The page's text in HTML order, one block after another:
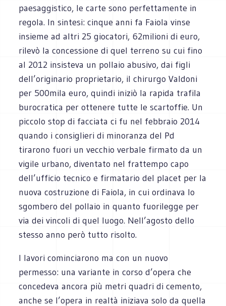
paesaggistico, le carte sono perfettamente in
regola. In sintesi: cinque anni fa Faiola vinse
insieme ad altri 25 giocatori, 62milioni di euro,
rilevò la concessione di quel terreno su cui fino
al 2012 insisteva un pollaio abusivo, dai figli
dell’originario proprietario, il chirurgo Valdoni
per 500mila euro, quindi iniziò la rapida trafila
burocratica per ottenere tutte le scartoffie. Un
piccolo stop di facciata ci fu nel febbraio 2014
quando i consiglieri di minoranza del Pd
tirarono fuori un vecchio verbale firmato da un
vigile urbano, diventato nel frattempo capo
dell’ufficio tecnico e firmatario del placet per la
nuova costruzione di Faiola, in cui ordinava lo
sgombero del pollaio in quanto fuorilegge per
via dei vincoli di quel luogo. Nell’agosto dello
stesso anno però tutto risolto.
I lavori cominciarono ma con un nuovo
permesso: una variante in corso d’opera che
concedeva ancora più metri quadri di cemento,
anche se l’opera in realtà iniziava solo da quella